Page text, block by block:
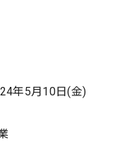
年5月10日(金)